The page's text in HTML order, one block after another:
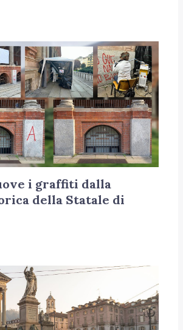
i graffiti dalla
della Statale di